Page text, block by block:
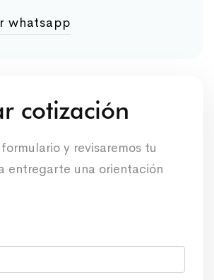
whatsapp
cotización
y revisaremos tu
entregarte una orientación